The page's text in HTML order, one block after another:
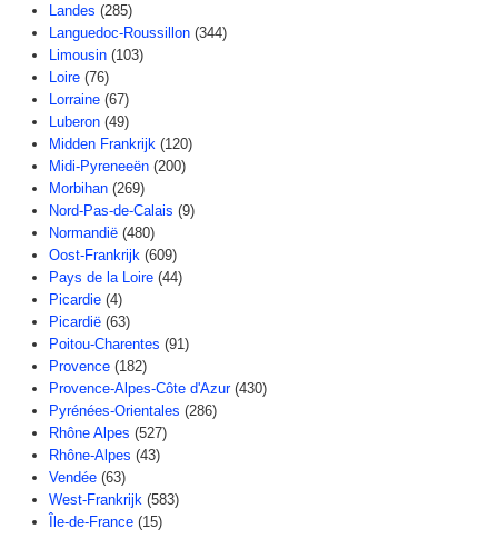
Landes (285)
Languedoc-Roussillon (344)
Limousin (103)
Loire (76)
Lorraine (67)
Luberon (49)
Midden Frankrijk (120)
Midi-Pyreneeën (200)
Morbihan (269)
Nord-Pas-de-Calais (9)
Normandië (480)
Oost-Frankrijk (609)
Pays de la Loire (44)
Picardie (4)
Picardië (63)
Poitou-Charentes (91)
Provence (182)
Provence-Alpes-Côte d'Azur (430)
Pyrénées-Orientales (286)
Rhône Alpes (527)
Rhône-Alpes (43)
Vendée (63)
West-Frankrijk (583)
Île-de-France (15)